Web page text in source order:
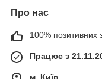
Про нас
100% позитивних з
Працює з